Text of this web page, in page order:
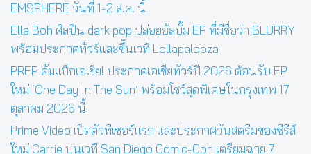
EMSPHERE วันที่ 1-2 ส.ค. นี้
Ella Boh ศิลปิน dark pop ปล่อยอัลบั้ม EP ที่มีชื่อว่า BLURRY
พร้อมประกาศทัวร์และขึ้นเวที Lollapalooza
PREP คัมแบ็กเอเชีย! ประกาศเอเชียทัวร์ปี 2026 ต้อนรับ EP
ใหม่ ‘One Day In The Sun’ พร้อมโชว์สุดพิเศษในกรุงเทพ 17
ตุลาคม 2026 นี้
Prime Video เปิดตัวทีเซอร์แรก และประกาศวันสตรีมของซีรีส์
ใหม่ Carrie บนเวที San Diego Comic-Con เตรียมฉาย 7